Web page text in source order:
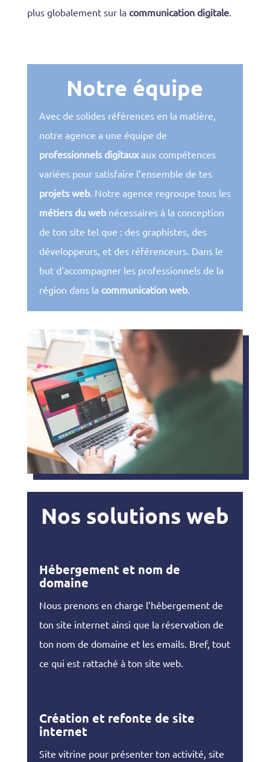
plus globalement sur la communication digitale.
Notre équipe
Avec de solides références en la matière,
notre agence a une équipe de
professionnels digitauxaux compétences
variées pour satisfaire l’ensemble de tes
projets web. Notre agence regroupe tous les
métiers du webnécessaires à la conception
de ton site tel que : des graphistes, des
développeurs, et des référenceurs. Dans le
but d’accompagner les professionnels de la
région dans la communication web.
Nos solutions web
Hébergement et nom de
domaine
Nous prenons en charge l’hébergement de
ton site internet ainsi que la réservation de
ton nom de domaine et les emails. Bref, tout
ce qui est rattaché à ton site web.
Création et refonte de site
internet
Site vitrine pour présenter ton activité, site